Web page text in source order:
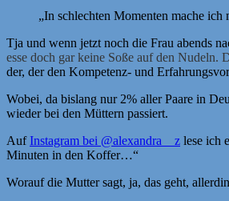
„In schlechten Momenten mache
Tja und wenn jetzt noch die Frau abends
esse doch gar keine Soße auf den Nudeln.
der, der den Kompetenz- und
Wobei, da bislang nur 2% aller Paare in
wieder bei den Müttern passiert.
AufInstagram bei @alexandra__z lese ich
Minuten in den Koffer…“
Worauf die Mutter sagt, ja, das geht,